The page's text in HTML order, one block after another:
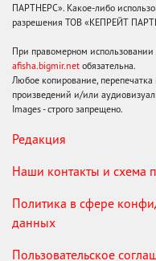
ПАРТНЕРС». Какое-либо
разрешения ТОВ «КЕПРЕЙТ
При правомерном использовании
afisha.bigmir.net обязательна.
Любое копирование,
произведений и/или
Images - строго запрещено.
Редакция
Наши контакты и схема
Политика в сфере
данных
Пользовательское